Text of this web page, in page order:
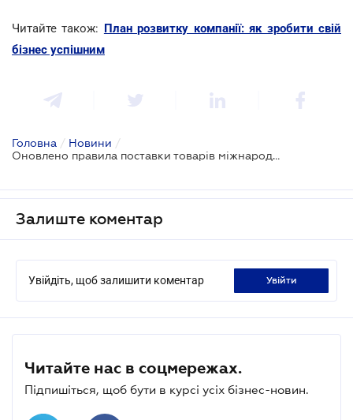
Читайте також: План розвитку компанії: як зробити свій
бізнес успішним
Головна / Новини /
Оновлено правила поставки товарів міжнародним партнерам: Incoterms® 2020 в Україні
Залиште коментар
Увійдіть, щоб залишити коментар увійти
Читайте нас в соцмережах.
Підпишіться, щоб бути в курсі усіх бізнес-новин.